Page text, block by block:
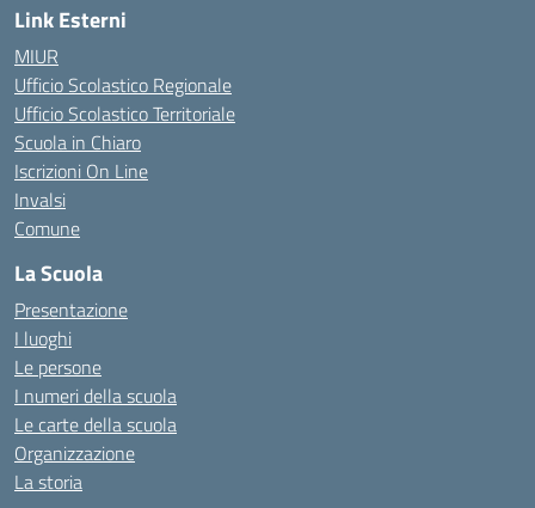
Link Esterni
MIUR
Ufficio Scolastico Regionale
Ufficio Scolastico Territoriale
Scuola in Chiaro
Iscrizioni On Line
Invalsi
Comune
La Scuola
Presentazione
I luoghi
Le persone
I numeri della scuola
Le carte della scuola
Organizzazione
La storia